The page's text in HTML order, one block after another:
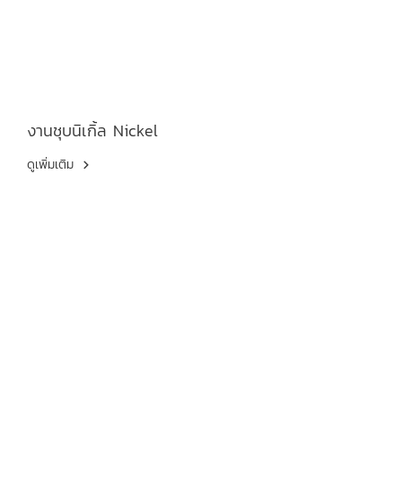
งานชุบนิเกิ้ล Nickel
ดูเพิ่มเติม